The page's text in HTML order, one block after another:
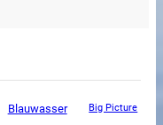
Blauwasser Big Picture